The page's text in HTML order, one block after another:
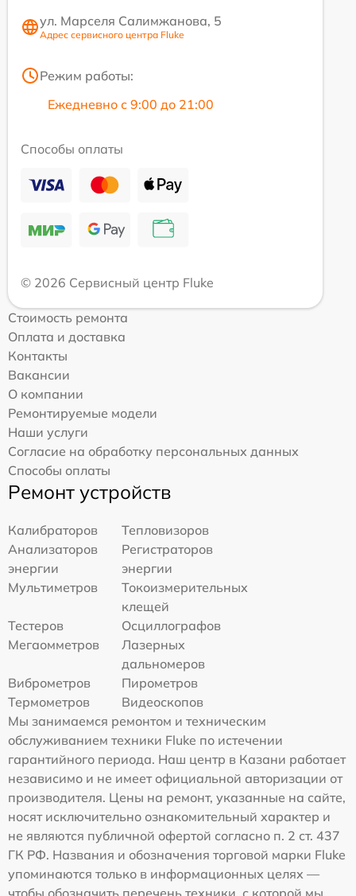
ул. Марселя Салимжанова, 5
Адрес сервисного центра Fluke
Режим работы:
Ежедневно с 9:00 до 21:00
Способы оплаты
© 2026 Сервисный центр Fluke
Стоимость ремонта
Оплата и доставка
Контакты
Вакансии
О компании
Ремонтируемые модели
Наши услуги
Согласие на обработку персональных данных
Способы оплаты
Ремонт устройств
Калибраторов
Тепловизоров
Анализаторов
энергии
Регистраторов
энергии
Мультиметров
Токоизмерительных
клещей
Тестеров
Осциллографов
Мегаомметров
Лазерных
дальномеров
Виброметров
Пирометров
Термометров
Видеоскопов
Мы занимаемся ремонтом и техническим
обслуживанием техники Fluke по истечении
гарантийного периода. Наш центр в Казани работает
независимо и не имеет официальной авторизации от
производителя. Цены на ремонт, указанные на сайте,
носят исключительно ознакомительный характер и
не являются публичной офертой согласно п. 2 ст. 437
ГК РФ. Названия и обозначения торговой марки Fluke
упоминаются только в информационных целях —
чтобы обозначить перечень техники, с которой мы